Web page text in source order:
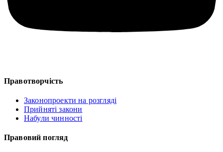
Правотворчість
Законопроекти на розгляді
Прийняті закони
Набули чинності
Правовий погляд